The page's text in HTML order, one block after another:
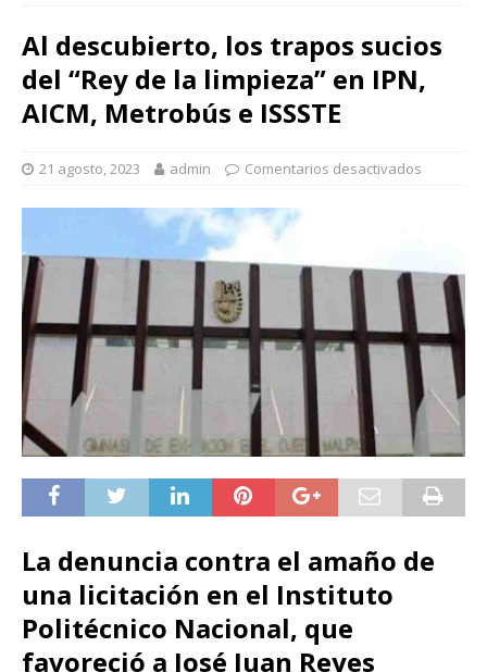
Al descubierto, los trapos sucios
del “Rey de la limpieza” en IPN,
AICM, Metrobús e ISSSTE
21 agosto, 2023 admin Comentarios desactivados
La denuncia contra el amaño de
una licitación en el Instituto
Politécnico Nacional, que
favoreció a José Juan Reyes